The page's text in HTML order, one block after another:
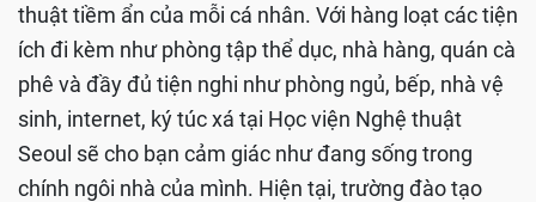
thuật tiềm ẩn của mỗi cá nhân. Với hàng loạt các tiện
ích đi kèm như phòng tập thể dục, nhà hàng, quán cà
phê và đầy đủ tiện nghi như phòng ngủ, bếp, nhà vệ
sinh, internet, ký túc xá tại Học viện Nghệ thuật
Seoul sẽ cho bạn cảm giác như đang sống trong
chính ngôi nhà của mình. Hiện tại, trường đào tạo